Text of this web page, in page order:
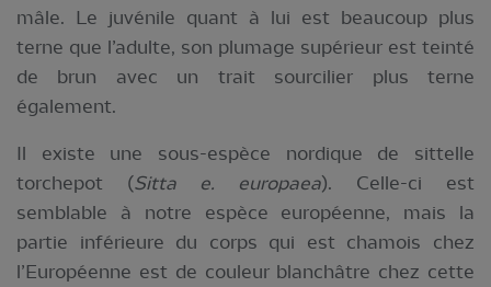
mâle. Le juvénile quant à lui est beaucoup plus
terne que l’adulte, son plumage supérieur est teinté
de brun avec un trait sourcilier plus terne
également.
Il existe une sous-espèce nordique de sittelle
torchepot (Sitta e. europaea). Celle-ci est
semblable à notre espèce européenne, mais la
partie inférieure du corps qui est chamois chez
l’Européenne est de couleur blanchâtre chez cette